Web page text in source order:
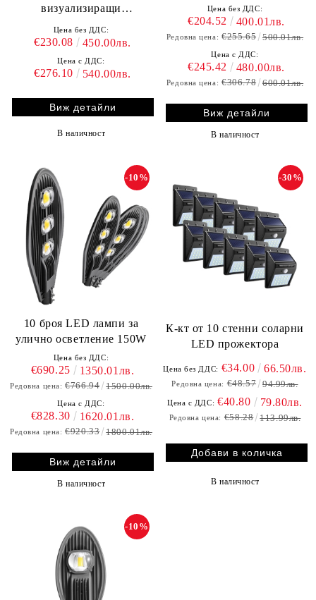
визуализиращи
Цена без ДДС:
€230.08 450.00лв.
Цена с ДДС:
€276.10 540.00лв.
Виж детайли
В наличност
Цена без ДДС:
€204.52 400.01лв.
Редовна цена: €255.65 500.01лв.
Цена с ДДС:
€245.42 480.00лв.
Редовна цена: €306.78 600.01лв.
Виж детайли
В наличност
10 броя LED лампи за
улично осветление 150W
-10%
Цена без ДДС:
€690.25 1350.01лв.
Редовна цена: €766.94 1500.00лв.
Цена с ДДС:
€828.30 1620.01лв.
Редовна цена: €920.33 1800.01лв.
Виж детайли
В наличност
К-кт от 10 стенни соларни
LED прожектора
-30%
Цена без ДДС: €34.00 66.50лв.
Редовна цена: €48.57 94.99лв.
Цена с ДДС: €40.80 79.80лв.
Редовна цена: €58.28 113.99лв.
В наличност
-10%